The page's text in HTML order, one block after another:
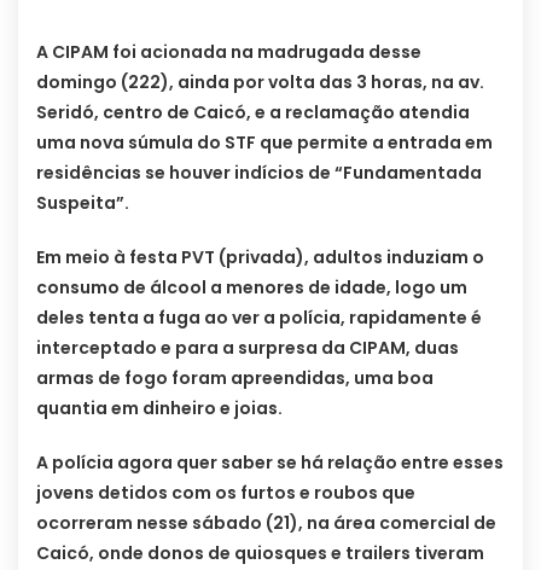
A CIPAM foi acionada na madrugada desse
domingo (222), ainda por volta das 3 horas, na av.
Seridó, centro de Caicó, e a reclamação atendia
uma nova súmula do STF que permite a entrada em
residências se houver indícios de “Fundamentada
Suspeita”.
Em meio à festa PVT (privada), adultos induziam o
consumo de álcool a menores de idade, logo um
deles tenta a fuga ao ver a polícia, rapidamente é
interceptado e para a surpresa da CIPAM, duas
armas de fogo foram apreendidas, uma boa
quantia em dinheiro e joias.
A polícia agora quer saber se há relação entre esses
jovens detidos com os furtos e roubos que
ocorreram nesse sábado (21), na área comercial de
Caicó, onde donos de quiosques e trailers tiveram